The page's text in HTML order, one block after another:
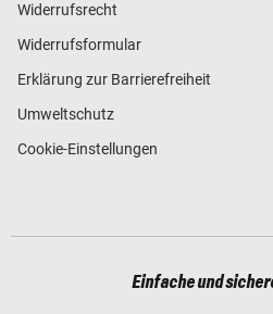
Widerrufsrecht
Widerrufsformular
Erklärung zur Barrierefreiheit
Umweltschutz
Cookie-Einstellungen
Einfache und